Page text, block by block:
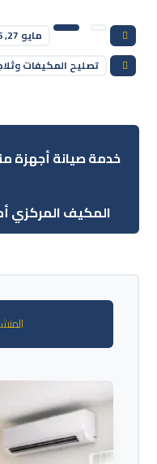
مايو 27, 2026
تصليح المكيفات
خدمة صيانة أجهزة
المكيف المركزي